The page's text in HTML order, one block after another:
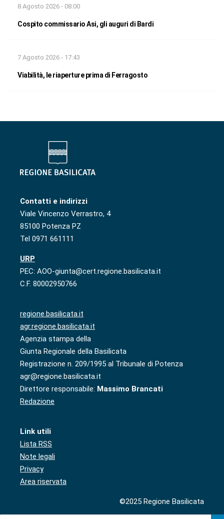
8 Agosto 2026 - 08:00
Cospito commissario Asi, gli auguri di Bardi
7 Agosto 2026 - 17:43
Viabilità, le riaperture prima di Ferragosto
Contatti e indirizzi
Viale Vincenzo Verrastro, 4
85100 Potenza PZ
Tel 0971 661111
URP
PEC: AOO-giunta@cert.regione.basilicata.it
C.F. 80002950766
regione.basilicata.it
agr.regione.basilicata.it
Agenzia stampa della
Giunta Regionale della Basilicata
Registrazione n. 209/1995 al Tribunale di Potenza
agr@regione.basilicata.it
Direttore responsabile: Massimo Brancati
Redazione
Link utili
Lista RSS
Note legali
Privacy
Area riservata
©2025 Regione Basilicata